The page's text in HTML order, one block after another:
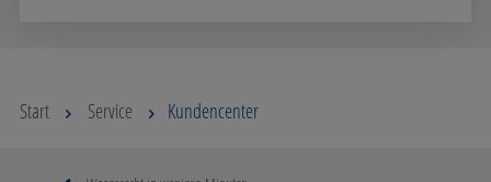
Start Service Kundencenter